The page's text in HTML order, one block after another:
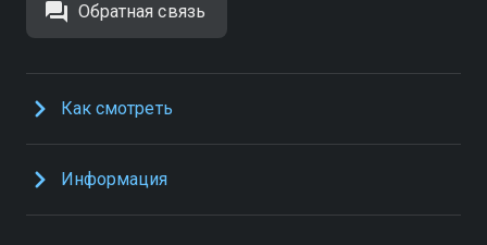
Обратная связь
Как смотреть
Информация